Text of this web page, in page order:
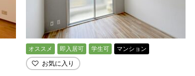
オススメ 即入居可 学生可 マンション
お気に入り